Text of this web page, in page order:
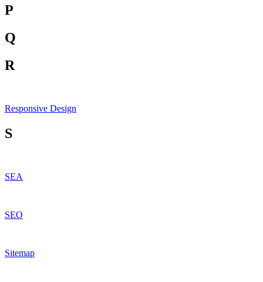
P
Q
R
Responsive Design
S
SEA
SEO
Sitemap